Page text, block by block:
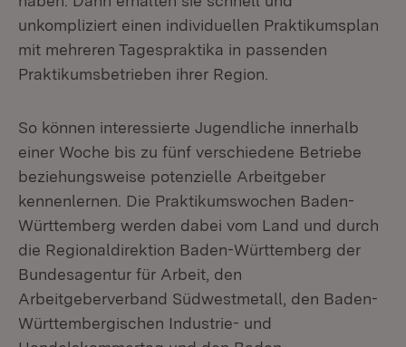
unkompliziert einen individuellen Praktikumsplan
mit mehreren Tagespraktika in passenden
Praktikumsbetrieben ihrer Region.
So können interessierte Jugendliche innerhalb
einer Woche bis zu fünf verschiedene Betriebe
beziehungsweise potenzielle Arbeitgeber
kennenlernen. Die Praktikumswochen Baden-
Württemberg werden dabei vom Land und durch
die Regionaldirektion Baden-Württemberg der
Bundesagentur für Arbeit, den
Arbeitgeberverband Südwestmetall, den Baden-
Württembergischen Industrie- und